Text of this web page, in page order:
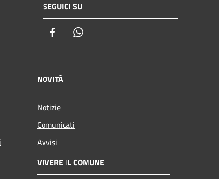
SEGUICI SU
Facebook
NOVITÀ
Notizie
Comunicati
Avvisi
VIVERE IL COMUNE